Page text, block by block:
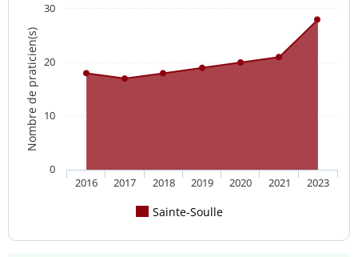
Nombre de praticien(s)
Sainte-Soulle
2016 2017 2018 2019 2020 2021 2023
0
10
20
30